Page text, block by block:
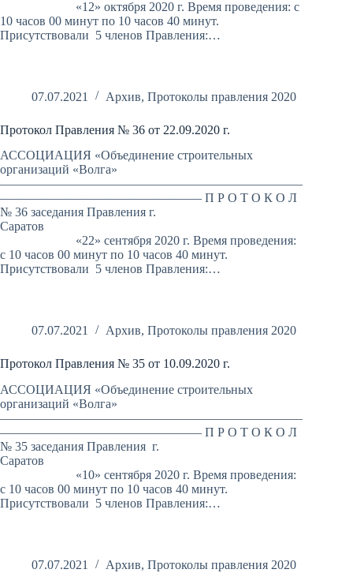
«12» октября 2020 г. Время проведения: с
10 часов 00 минут по 10 часов 40 минут.
Присутствовали 5 членов Правления:…
07.07.2021 Архив, Протоколы правления 2020
Протокол Правления № 36 от 22.09.2020 г.
АССОЦИАЦИЯ «Объединение строительных
организаций «Волга»
————————————————————————
———————————————— П Р О Т О К О Л
№ 36 заседания Правления г.
Саратов
«22» сентября 2020 г. Время проведения:
с 10 часов 00 минут по 10 часов 40 минут.
Присутствовали 5 членов Правления:…
07.07.2021 Архив, Протоколы правления 2020
Протокол Правления № 35 от 10.09.2020 г.
АССОЦИАЦИЯ «Объединение строительных
организаций «Волга»
————————————————————————
———————————————— П Р О Т О К О Л
№ 35 заседания Правления г.
Саратов
«10» сентября 2020 г. Время проведения:
с 10 часов 00 минут по 10 часов 40 минут.
Присутствовали 5 членов Правления:…
07.07.2021 Архив, Протоколы правления 2020